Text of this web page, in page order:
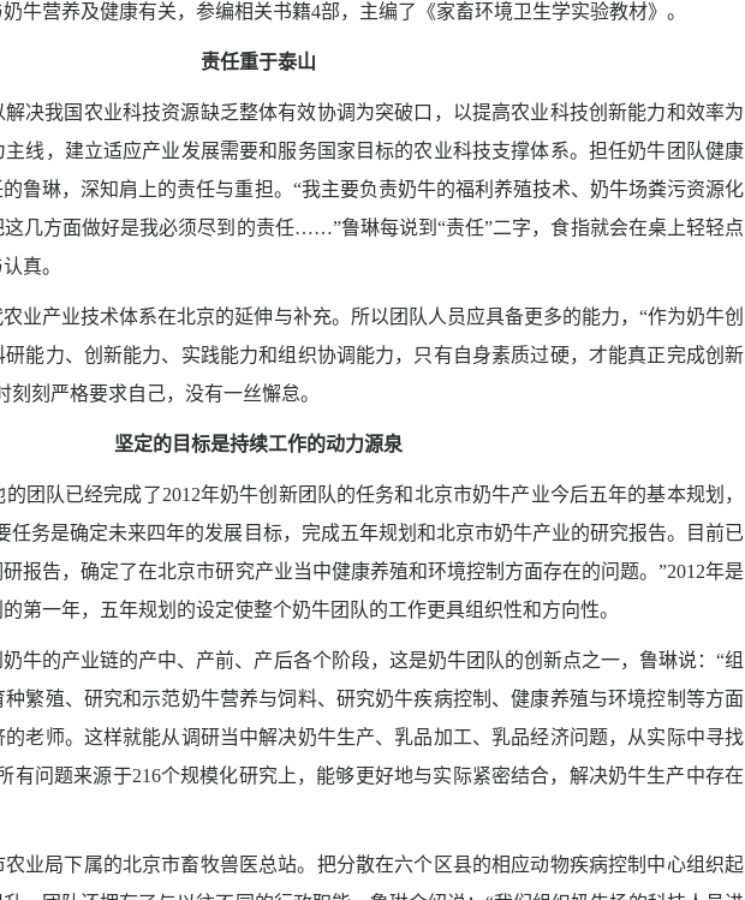
牛营养及健康有关，参编相关书籍4部，主编了《家畜环境卫生学实验教材》。
责任重于泰山
决我国农业科技资源缺乏整体有效协调为突破口，以提高农业科技创新能力和效率为
线，建立适应产业发展需要和服务国家目标的农业科技支撑体系。担任奶牛团队健康
鲁琳，深知肩上的责任与重担。“我主要负责奶牛的福利养殖技术、奶牛场粪污资源化
几方面做好是我必须尽到的责任……”鲁琳每说到“责任”二字，食指就会在桌上轻轻点
真。
业产业技术体系在北京的延伸与补充。所以团队人员应具备更多的能力，“作为奶牛创
能力、创新能力、实践能力和组织协调能力，只有自身素质过硬，才能真正完成创新
刻刻严格要求自己，没有一丝懈怠。
坚定的目标是持续工作的动力源泉
团队已经完成了2012年奶牛创新团队的任务和北京市奶牛产业今后五年的基本规划，
任务是确定未来四年的发展目标，完成五年规划和北京市奶牛产业的研究报告。目前已
报告，确定了在北京市研究产业当中健康养殖和环境控制方面存在的问题。”2012年是
第一年，五年规划的设定使整个奶牛团队的工作更具组织性和方向性。
牛的产业链的产中、产前、产后各个阶段，这是奶牛团队的创新点之一，鲁琳说：“组
繁殖、研究和示范奶牛营养与饲料、研究奶牛疾病控制、健康养殖与环境控制等方面
老师。这样就能从调研当中解决奶牛生产、乳品加工、乳品经济问题，从实际中寻找
有问题来源于216个规模化研究上，能够更好地与实际紧密结合，解决奶牛生产中存在
业局下属的北京市畜牧兽医总站。把分散在六个区县的相应动物疾病控制中心组织起